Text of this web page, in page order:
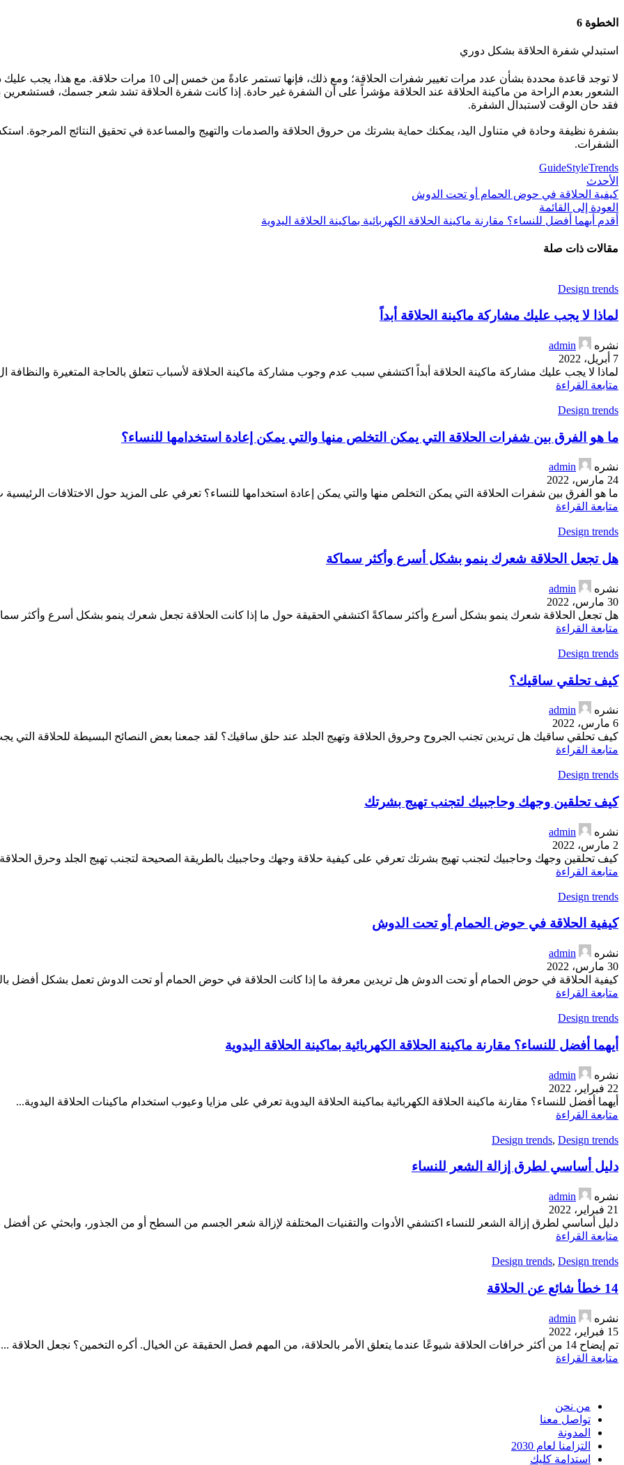
الخطوة 6
استبدلي شفرة الحلاقة بشكل دوري
لا توجد قاعدة محددة بشأن عدد مرات تغيير شفرات الحلاقة؛ ومع
الشعور بعدم الراحة من ماكينة الحلاقة عند الحلاقة مؤشراً على أن الشفرة غير حادة. إذا كانت شفرة الحلاقة تشد شعر جسمك، فستشعرين
فقد حان الوقت لاستبدال الشفرة.
بشفرة نظيفة وحادة في متناول اليد، يمكنك حماية بشرتك من حروق الحلاقة والصدمات والتهيج والمساعدة في تحقيق النتائج المرجوة.
الشفرات.
GuideStyleTrends
الأحدث
كيفية الحلاقة في حوض الحمام أو تحت الدوش
العودة إلى القائمة
أقدم أيهما أفضل للنساء؟ مقارنة ماكينة الحلاقة الكهربائية بماكينة الحلاقة اليدوية
مقالات ذات صلة
Design trends
لماذا لا يجب عليك مشاركة ماكينة الحلاقة أبداً
نشره
admin
7 أبريل، 2022
لماذا لا يجب عليك مشاركة ماكينة الحلاقة أبداً اكتشفي سبب عدم وجوب مشاركة ماكينة الحلاقة لأسباب تتعلق بالحاجة المتغيرة والنظافة
متابعة القراءة
Design trends
ما هو الفرق بين شفرات الحلاقة التي يمكن التخلص منها والتي يمكن إعادة استخدامها للنساء؟
نشره
admin
24 مارس، 2022
ما هو الفرق بين شفرات الحلاقة التي يمكن التخلص منها والتي يمكن إعادة استخدامها للنساء؟ تعرفي على المزيد حول الاختلافات
متابعة القراءة
Design trends
هل تجعل الحلاقة شعرك ينمو بشكل أسرع وأكثر سماكة
نشره
admin
30 مارس، 2022
هل تجعل الحلاقة شعرك ينمو بشكل أسرع وأكثر سماكةً اكتشفي الحقيقة حول ما إذا كانت الحلاقة تجعل شعرك ينمو بشكل أسرع وأكثر
متابعة القراءة
Design trends
كيف تحلقي ساقيك؟
نشره
admin
6 مارس، 2022
كيف تحلقي ساقيك هل تريدين تجنب الجروح وحروق الحلاقة وتهيج الجلد عند حلق ساقيك؟ لقد جمعنا بعض النصائح البسيطة للحلاقة التي
متابعة القراءة
Design trends
كيف تحلقين وجهك وحاجبيك لتجنب تهيج بشرتك
نشره
admin
2 مارس، 2022
كيف تحلقين وجهك وحاجبيك لتجنب تهيج بشرتك تعرفي على كيفية حلاقة وجهك وحاجبيك بالطريقة الصحيحة لتجنب تهيج الجلد وحرق
متابعة القراءة
Design trends
كيفية الحلاقة في حوض الحمام أو تحت الدوش
نشره
admin
30 مارس، 2022
كيفية الحلاقة في حوض الحمام أو تحت الدوش هل تريدين معرفة ما إذا كانت الحلاقة في حوض الحمام أو تحت الدوش تعمل بشكل أفضل
متابعة القراءة
Design trends
أيهما أفضل للنساء؟ مقارنة ماكينة الحلاقة الكهربائية بماكينة الحلاقة اليدوية
نشره
admin
22 فبراير، 2022
أيهما أفضل للنساء؟ مقارنة ماكينة الحلاقة الكهربائية بماكينة الحلاقة اليدوية تعرفي على مزايا وعيوب استخدام ماكينات الحلاقة اليدوية...
متابعة القراءة
Design trends, Design trends
دليل أساسي لطرق إزالة الشعر للنساء
نشره
admin
21 فبراير، 2022
دليل أساسي لطرق إزالة الشعر للنساء اكتشفي الأدوات والتقنيات المختلفة لإزالة شعر الجسم من السطح أو من الجذور، وابحثي عن
متابعة القراءة
Design trends, Design trends
14 خطأ شائع عن الحلاقة
نشره
admin
15 فبراير، 2022
تم إيضاح 14 من أكثر خرافات الحلاقة شيوعًا عندما يتعلق الأمر بالحلاقة، من المهم فصل الحقيقة عن الخيال. أكره التخمين؟ نجعل الحلاقة ...
متابعة القراءة
من نحن
تواصل معنا
المدونة
التزامنا لعام 2030
استدامة كليك